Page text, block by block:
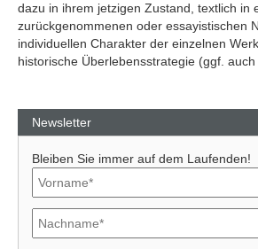
dazu in ihrem jetzigen Zustand, textlich in
zurückgenommenen oder essayistischen
individuellen Charakter der einzelnen
historische Überlebensstrategie (ggf. auch
Newsletter
Bleiben Sie immer auf dem Laufenden!